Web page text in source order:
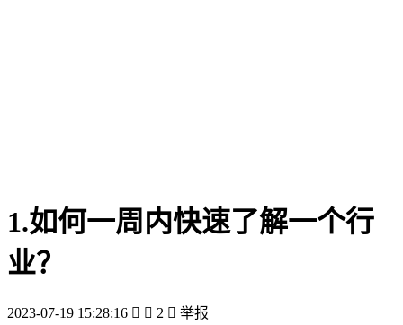
1.如何一周内快速了解一个行
业？
2023-07-19 15:28:16   2  举报